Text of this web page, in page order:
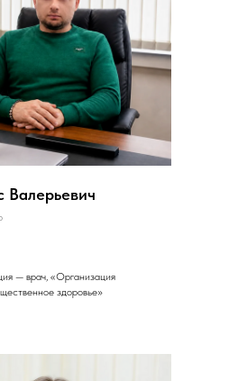
Валерьевич
— врач, «Организация
здоровье»